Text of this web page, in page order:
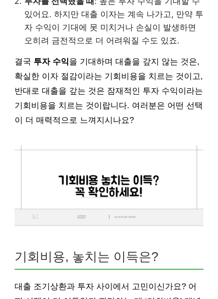
있어요. 하지만 대출 이자는 계속 나가고, 만약 투
자 수익이 기대에 못 미치거나 손실이 발생하면
오히려 금전적으로 더 어려워질 수도 있죠.
결국 투자 수익을 기대하며 대출을 갚지 않는 것은,
확실한 이자 절감이라는 기회비용을 치르는 것이고,
반대로 대출을 갚는 것은 잠재적인 투자 수익이라는
기회비용을 치르는 것이랍니다. 여러분은 어떤 선택
이 더 매력적으로 느껴지시나요?
기회비용, 놓치는 이득은?
대출 조기상환과 투자 사이에서 고민이신가요? 어